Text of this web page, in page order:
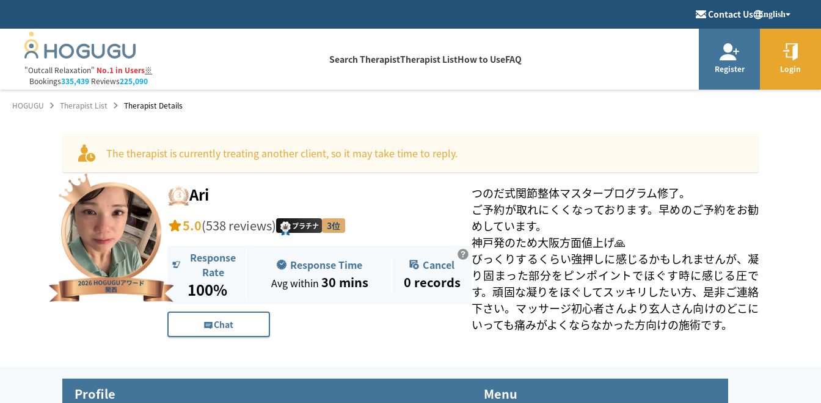
Contact Us English
"Outcall Relaxation" No.1 in Users※
Bookings335,439Reviews225,090
Search TherapistTherapist ListHow to UseFAQ
Register Login
HOGUGU Therapist List Therapist Details
The therapist is currently treating another client, so it may take time to reply.
Ari
5.0(538 reviews) プラチナ 3位
Response
Rate
100%
Response Time
Avg within 30 mins
Cancel
0 records
Chat
つのだ式関節整体マスタープログラム修了。
ご予約が取れにくくなっております。早めのご予約をお勧
めしています。
神戸発のため大阪方面値上げ🙏
びっくりするくらい強押しに感じるかもしれませんが、凝
り固まった部分をピンポイントでほぐす時に感じる圧で
す。頑固な凝りをほぐしてスッキリしたい方、是非ご連絡
下さい。マッサージ初心者さんより玄人さん向けのどこに
いっても痛みがよくならなかった方向けの施術です。
Profile Menu